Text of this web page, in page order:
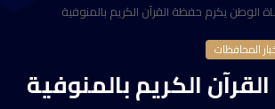
الوطن يكرم حفظة القرآن الكريم بالمنوفية
المحافظات
الكريم بالمنوفية